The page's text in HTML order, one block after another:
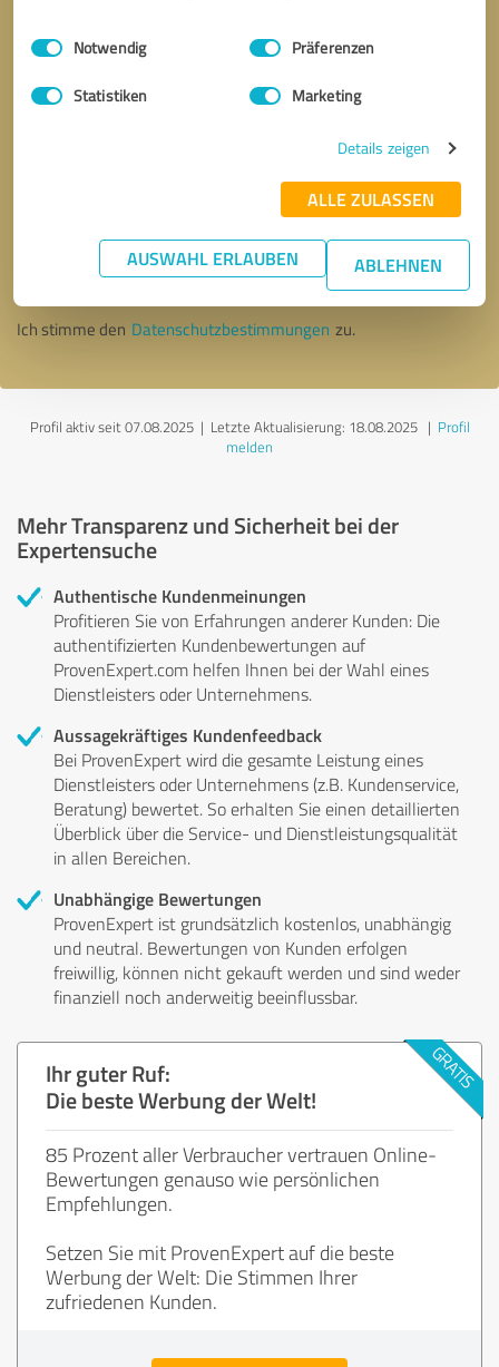
Impressum Datenschutzbestimmungen
Einwilligungsauswahl
Notwendig Präferenzen
Statistiken Marketing
Details zeigen
ALLE ZULASSEN
AUSWAHL ERLAUBEN ABLEHNEN
* Erforderliche Angaben
Nachricht senden
Ich stimme den Datenschutzbestimmungen zu.
Profil aktiv seit 07.08.2025 | Letzte Aktualisierung: 18.08.2025| Profil
melden
Mehr Transparenz und Sicherheit bei der
Expertensuche
Authentische Kundenmeinungen
Profitieren Sie von Erfahrungen anderer Kunden: Die
authentifizierten Kundenbewertungen auf
ProvenExpert.com helfen Ihnen bei der Wahl eines
Dienstleisters oder Unternehmens.
Aussagekräftiges Kundenfeedback
Bei ProvenExpert wird die gesamte Leistung eines
Dienstleisters oder Unternehmens (z.B. Kundenservice,
Beratung) bewertet. So erhalten Sie einen detaillierten
Überblick über die Service- und Dienstleistungsqualität
in allen Bereichen.
Unabhängige Bewertungen
ProvenExpert ist grundsätzlich kostenlos, unabhängig
und neutral. Bewertungen von Kunden erfolgen
freiwillig, können nicht gekauft werden und sind weder
finanziell noch anderweitig beeinflussbar.
Ihr guter Ruf:
Die beste Werbung der Welt!
85 Prozent aller Verbraucher vertrauen Online-
Bewertungen genauso wie persönlichen
Empfehlungen.
Setzen Sie mit ProvenExpert auf die beste
Werbung der Welt: Die Stimmen Ihrer
zufriedenen Kunden.